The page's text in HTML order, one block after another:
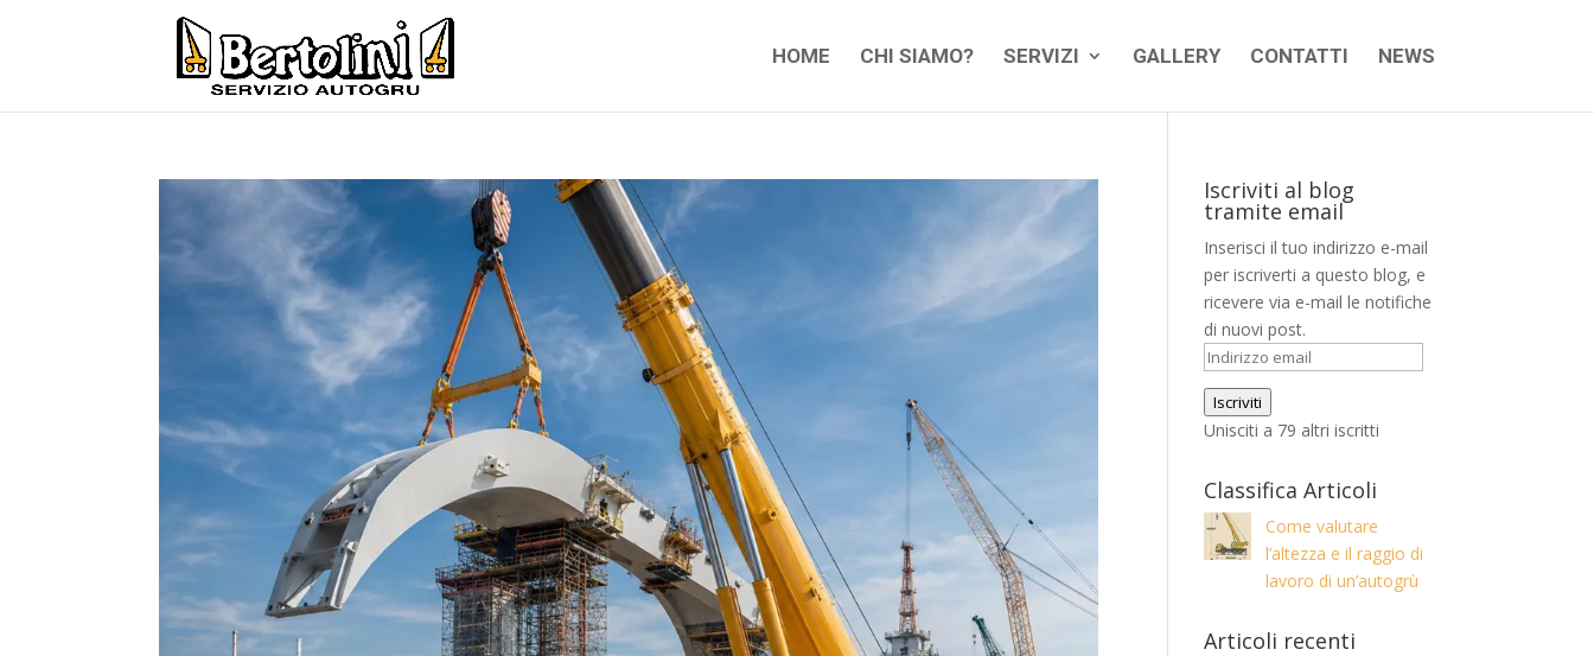
HOME CHI SIAMO? SERVIZI GALLERY CONTATTI NEWS
Iscriviti al blog
tramite email
Inserisci il tuo indirizzo e-mail
per iscriverti a questo blog, e
ricevere via e-mail le notifiche
di nuovi post.
Indirizzo
email
Iscriviti
Unisciti a 79 altri iscritti
Classifica Articoli
Come valutare
l’altezza e il raggio di
lavoro di un’autogrù
Articoli recenti